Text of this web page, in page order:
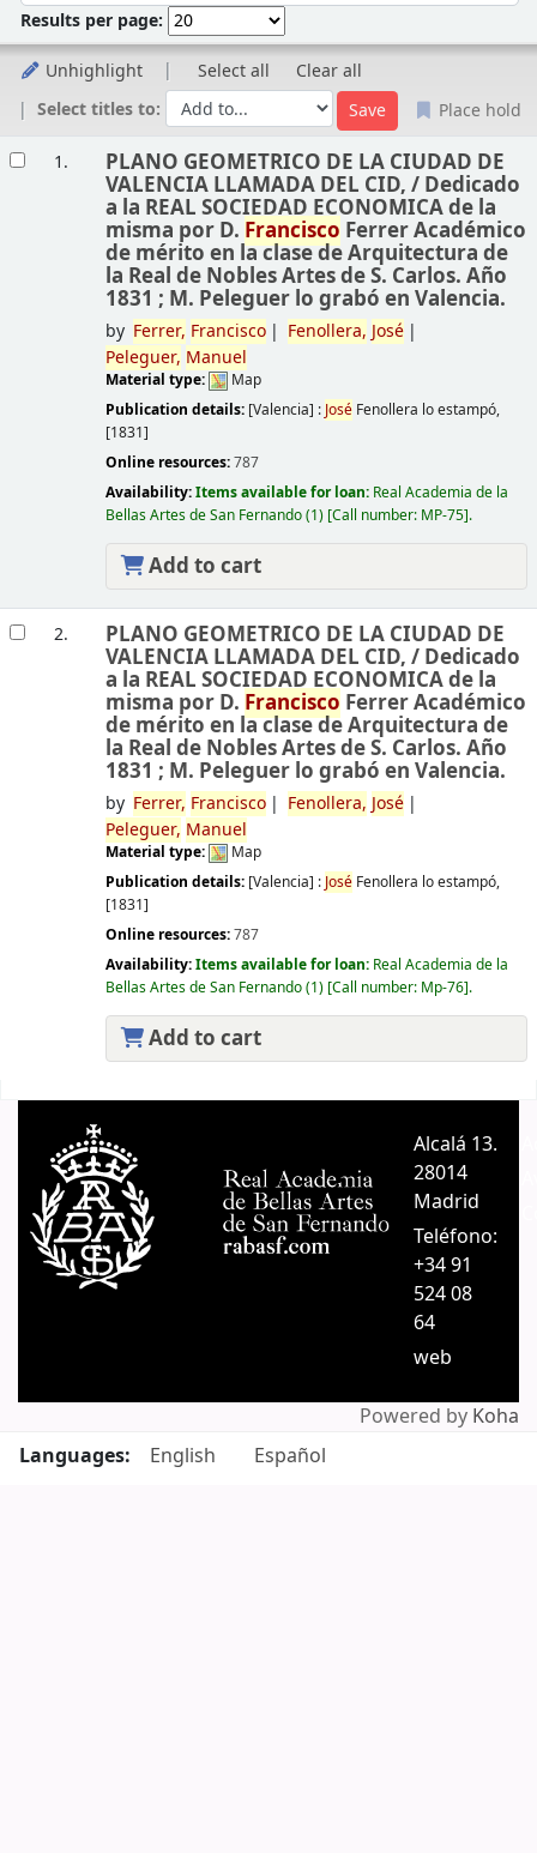
Results per page:
Unhighlight Select all
Clear all
Select titles to:
Place hold
1. PLANO GEOMETRICO DE LA CIUDAD DE
VALENCIA LLAMADA DEL CID, / Dedicado
a la REAL SOCIEDAD ECONOMICA de la
misma por D. Francisco Ferrer Académico
de mérito en la clase de Arquitectura de
la Real de Nobles Artes de S. Carlos. Año
1831 ; M. Peleguer lo grabó en Valencia.
by Ferrer, Francisco Fenollera, José
Peleguer, Manuel
Material type:
Map
Publication details: [Valencia] : JoséFenollera lo estampó,
[1831]
Online resources:787
Availability:Items available for loan: Real Academia de la
Bellas Artes de San Fernando(1) Call number: MP-75 .
Add to cart
2. PLANO GEOMETRICO DE LA CIUDAD DE
VALENCIA LLAMADA DEL CID, / Dedicado
a la REAL SOCIEDAD ECONOMICA de la
misma por D. Francisco Ferrer Académico
de mérito en la clase de Arquitectura de
la Real de Nobles Artes de S. Carlos. Año
1831 ; M. Peleguer lo grabó en Valencia.
by Ferrer, Francisco Fenollera, José
Peleguer, Manuel
Material type:
Map
Publication details: [Valencia] : JoséFenollera lo estampó,
[1831]
Online resources:787
Availability:Items available for loan: Real Academia de la
Bellas Artes de San Fernando(1) Call number: Mp-76 .
Add to cart
Alcalá 13.
28014
Madrid
Teléfono:
+34 91
524 08
64
web
Powered by Koha
Languages:
English Español